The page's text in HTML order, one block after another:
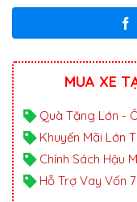
MUA XE
Quà Tặng Lớn -
Khuyến Mãi Lớn
Chính Sách Hậu
Hỗ Trợ Vay Vốn